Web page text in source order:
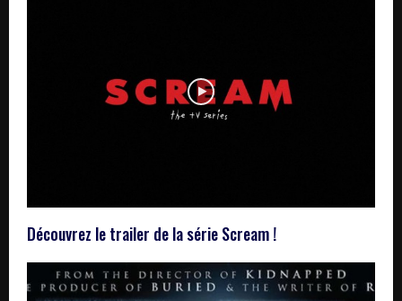
Découvrez le trailer de la série Scream !